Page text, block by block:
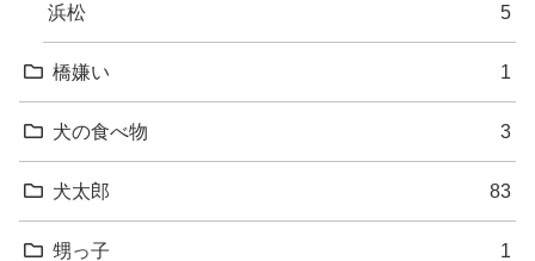
浜松 5
橋嫌い 1
犬の食べ物 3
犬太郎 83
甥っ子 1